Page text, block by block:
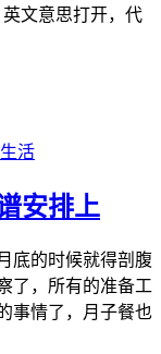
文意思打开，代
活
安排上
底的时候就得剖腹
了，所有的准备工
事情了，月子餐也